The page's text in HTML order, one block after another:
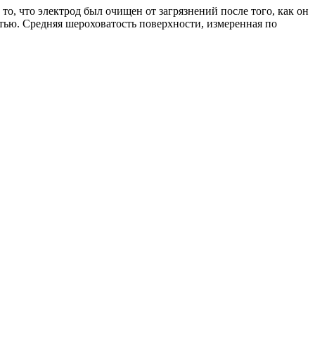
электрод был очищен от загрязнений после того, как он
Средняя шероховатость поверхности, измеренная по